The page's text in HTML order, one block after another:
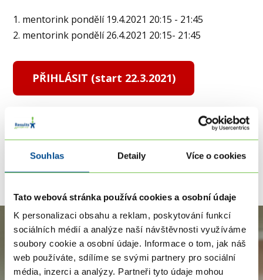
Souhlas Detaily Více o cookies
Tato webová stránka používá cookies a osobní údaje
K personalizaci obsahu a reklam, poskytování funkcí
sociálních médií a analýze naší návštěvnosti využíváme
soubory cookie a osobní údaje. Informace o tom, jak náš
web používáte, sdílíme se svými partnery pro sociální
média, inzerci a analýzy. Partneři tyto údaje mohou
1. mentorink pondělí 19.4.2021 20:15 - 21:45
2. mentorink pondělí 26.4.2021 20:15- 21:45
PŘIHLÁSIT (start 22.3.2021)
Na tento kurz navazuje
, ve kterém
prohloubíte koučovací dovednosti, naučíte se
techniky pro dlouhodobou spolupráci s klientem